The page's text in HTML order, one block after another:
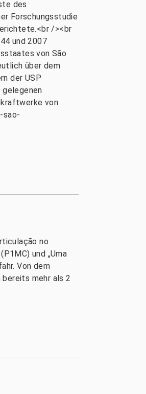
des
Forschungsstudie
/><br
und 2007
von São
über dem
der USP
von
sao-
no
und „Uma
Von dem
mehr als 2